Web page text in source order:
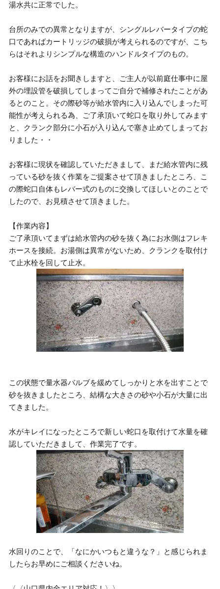
湯水共に正常でした。
台所のみでの異常となりますが、シングルレバータイプの蛇
口であればカートリッジの破損が考えられるのですが、こち
らはそれよりシンプルな構造のハンドルタイプのもの。
お客様にお話をお聞きしますと、ご主人が以前庭仕事中に屋
外の埋設管を破損してしまってご自分で補修されたことがあ
るとのこと。その際砂等が給水管内に入り込んでしまった可
能性が考えられる為、ご了承頂いて蛇口を取り外してみます
と、クランク部分に小石が入り込んで塞き止めてしまってお
りました・・
お客様に現状を確認していただきまして、まだ給水管内に残
っている砂を抜く作業をご提案させて頂きましたところ、こ
の際蛇口自体もレバー式のものに交換してほしいとのことで
したので、お見積させて頂きました。
【作業内容】
ご了承頂いてまずは給水管内の砂を抜く為にお水側はフレキ
ホースを接続。お湯側は異常がないため、クランクを取付け
て止水栓を回して止水。
この状態で量水器バルブを緩めてしっかりと水を出すことで
砂を抜きましたところ、結構な大きさの砂や小石が大量に出
てきました。
水がキレイになったところで新しい蛇口を取付けて水量を確
認していただきまして、作業完了です。
水回りのことで、「なにかいつもと違うな？」と感じられま
したらお早めにご相談くださいね。